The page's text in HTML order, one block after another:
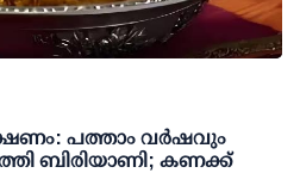
പത്താം വര്‍ഷവും
ബിരിയാണി; കണക്ക്